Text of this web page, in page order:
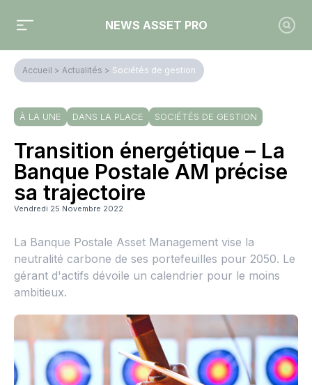
NEWS ASSET PRO
Accueil > Actualités > Sociétés de gestion
À LA UNE DANS LA PLACE SOCIÉTÉS DE GESTION
Transition énergétique – La
Banque Postale AM précise
sa trajectoire
Vendredi 25 Novembre 2022
La Banque Postale Asset Management vise la
neutralité carbone de ses portefeuilles pour 2050. Le
gérant d'actifs dévoile un calendrier pour le moins
ambitieux.